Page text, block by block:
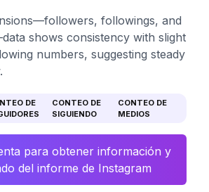
followings, and
shows consistency with slight
numbers, suggesting steady
DE
CONTEO DE
SIGUIENDO
CONTEO DE
MEDIOS
para obtener información y
del informe de Instagram